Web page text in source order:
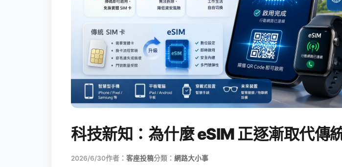
科技新知：為什麼 eSIM 正逐漸取代傳
2026/6/30作者： 客座投稿分類： 網路大小事